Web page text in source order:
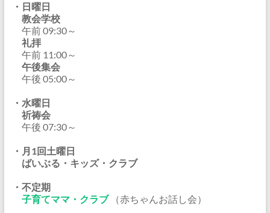
・日曜日
教会学校
午前 09:30～
礼拝
午前 11:00～
午後集会
午後 05:00～
・水曜日
祈祷会
午後 07:30～
・月1回土曜日
ばいぶる・キッズ・クラブ
・不定期
子育てママ・クラブ（赤ちゃんお話し会）